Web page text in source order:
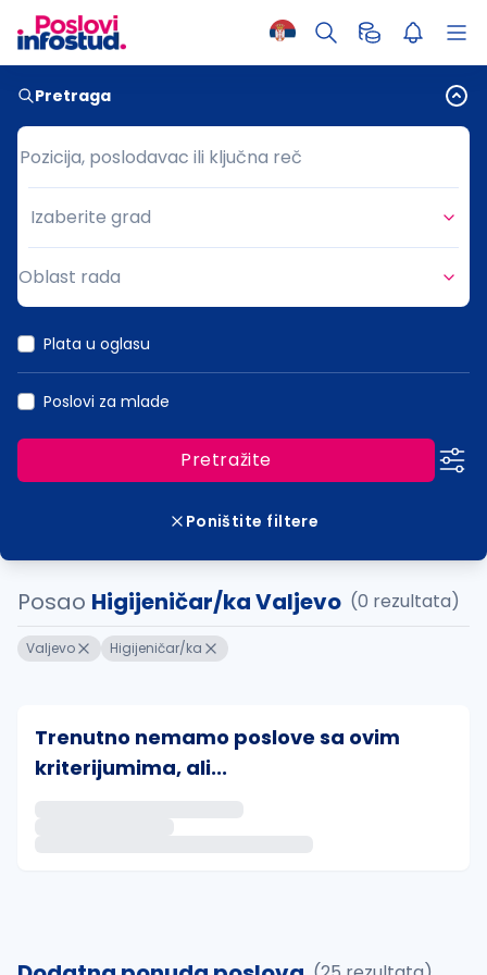
Pretraga
Pozicija, poslodavac ili ključna reč
Pozicija, poslodavac ili ključna reč
Grad
Izaberite grad
Oblast rada
Plata u oglasu
Poslovi za mlade
Pretražite
Poništite filtere
Posao Higijeničar/ka Valjevo (0 rezultata)
Valjevo Higijeničar/ka
Trenutno nemamo poslove sa ovim
kriterijumima, ali...